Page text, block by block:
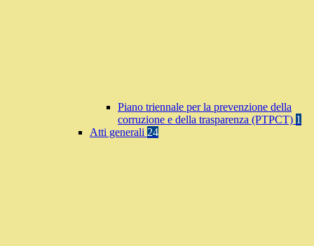
Piano triennale per la prevenzione della
corruzione e della trasparenza (PTPCT) 1
Atti generali 24